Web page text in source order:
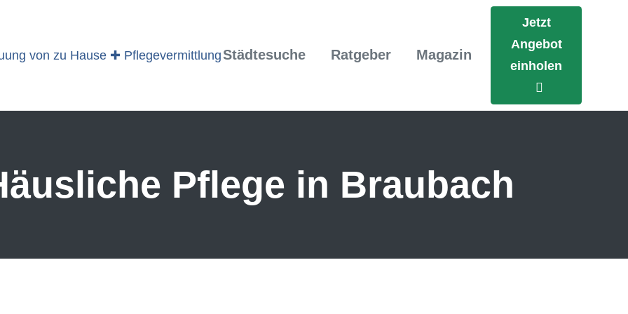
Städtesuche Ratgeber Magazin
Jetzt
Angebot
einholen
Pflege in Braubach